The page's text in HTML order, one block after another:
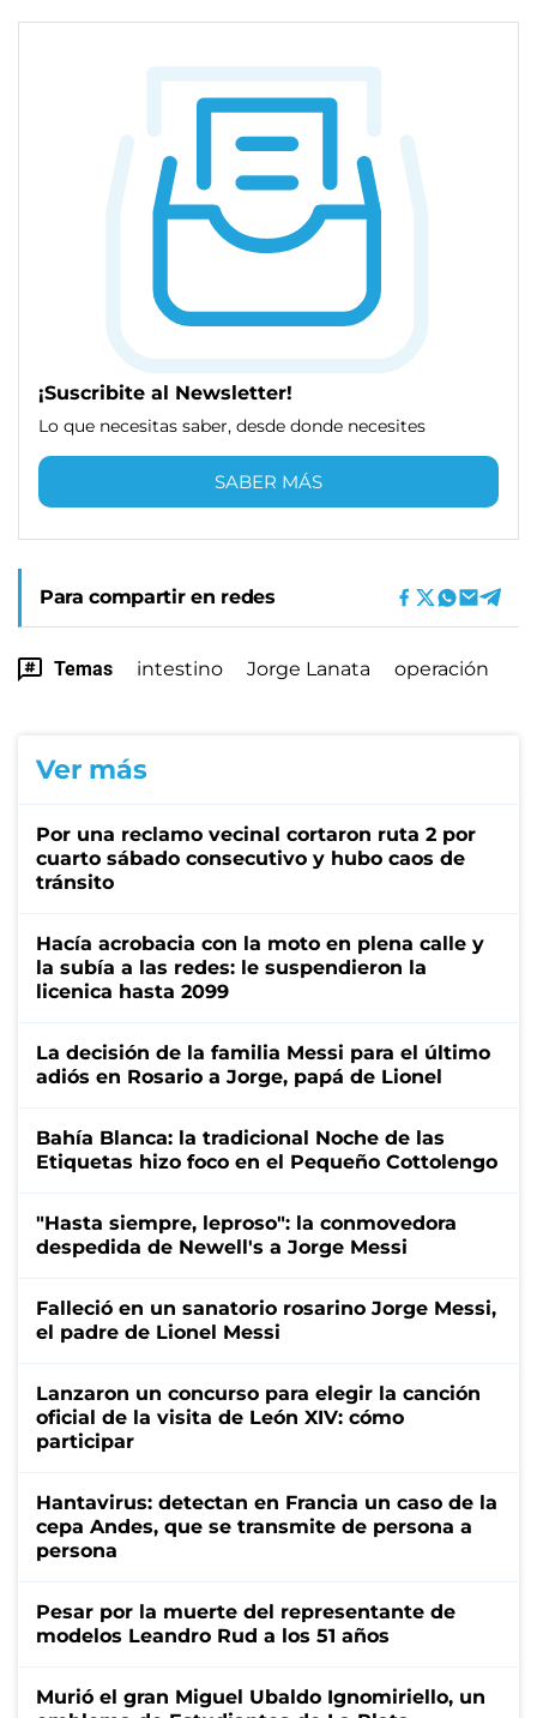
¡Suscribite al Newsletter!
Lo que necesitas saber, desde donde necesites
SABER MÁS
Para compartir en redes
Temas intestino Jorge Lanata operación
Ver más
Por una reclamo vecinal cortaron ruta 2 por
cuarto sábado consecutivo y hubo caos de
tránsito
Hacía acrobacia con la moto en plena calle y
la subía a las redes: le suspendieron la
licenica hasta 2099
La decisión de la familia Messi para el último
adiós en Rosario a Jorge, papá de Lionel
Bahía Blanca: la tradicional Noche de las
Etiquetas hizo foco en el Pequeño Cottolengo
"Hasta siempre, leproso": la conmovedora
despedida de Newell's a Jorge Messi
Falleció en un sanatorio rosarino Jorge Messi,
el padre de Lionel Messi
Lanzaron un concurso para elegir la canción
oficial de la visita de León XIV: cómo
participar
Hantavirus: detectan en Francia un caso de la
cepa Andes, que se transmite de persona a
persona
Pesar por la muerte del representante de
modelos Leandro Rud a los 51 años
Murió el gran Miguel Ubaldo Ignomiriello, un